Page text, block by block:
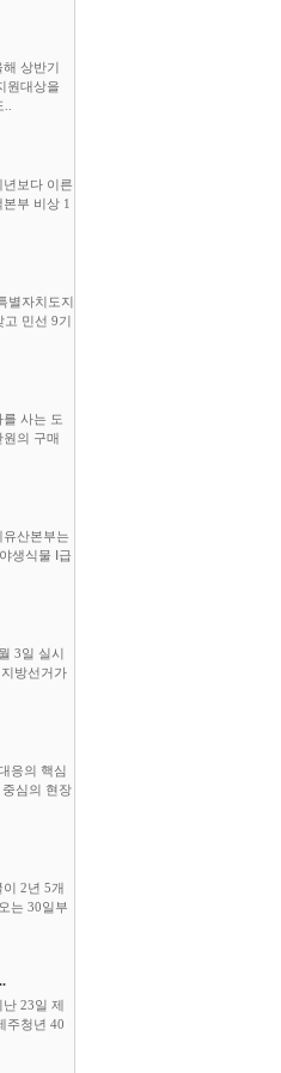
상반기
원대상을
보다 이른
부 비상 1
별자치도지
고 민선 9기
사는 도
원의 구매
산본부는
생식물 Ⅰ급
3일 실시
방선거가
응의 핵심
중심의 현장
2년 5개
는 30일부
23일 제
주청년 40